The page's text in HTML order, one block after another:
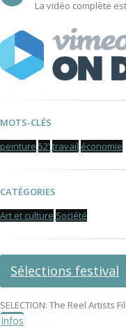
La vidéo complète
MOTS-CLÉS
peinture 52' travail économie
CATÉGORIES
Art et culture Société
Sélections festival
SELECTION: The Reel Artists
Infos